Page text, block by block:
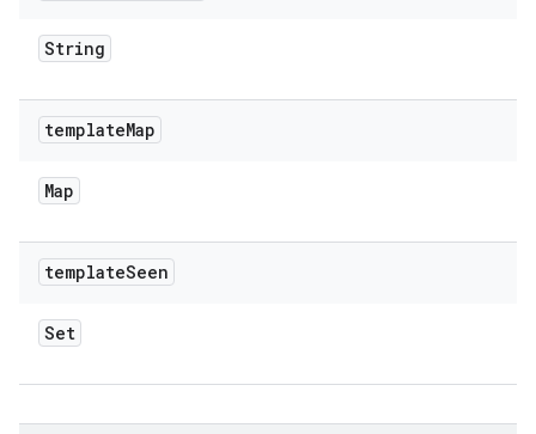
String
templateMap
Map
templateSeen
Set